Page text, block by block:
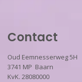
Contact
Oud Eemnesserweg 5H
3741 MP Baarn
KvK. 28080000